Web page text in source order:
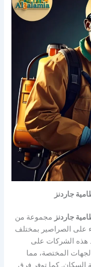
جاردنز مجموعة من
على الصراصير بمختلف
هذه الشركات على
المختصة، مما
السكان. كما توفر فرق